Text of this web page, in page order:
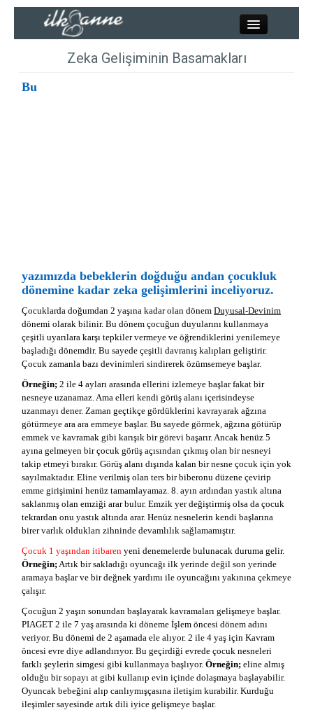
Hesaplamalar
Zeka Gelişiminin Basamakları
Bu
yazımızda bebeklerin doğduğu andan çocukluk
dönemine kadar zeka gelişimlerini inceliyoruz.
Çocuklarda doğumdan 2 yaşına kadar olan dönem Duyusal-Devinim
dönemi olarak bilinir. Bu dönem çocuğun duyularını kullanmaya
çeşitli uyarılara karşı tepkiler vermeye ve öğrendiklerini yenilemeye
başladığı dönemdir. Bu sayede çeşitli davranış kalıpları geliştirir.
Çocuk zamanla bazı devinimleri sindirerek özümsemeye başlar.
Örneğin; 2 ile 4 ayları arasında ellerini izlemeye başlar fakat bir
nesneye uzanamaz. Ama elleri kendi görüş alanı içerisindeyse
uzanmayı dener. Zaman geçtikçe gördüklerini kavrayarak ağzına
götürmeye ara ara emmeye başlar. Bu sayede görmek, ağzına götürüp
emmek ve kavramak gibi karışık bir görevi başarır. Ancak henüz 5
ayına gelmeyen bir çocuk görüş açısından çıkmış olan bir nesneyi
takip etmeyi bırakır. Görüş alanı dışında kalan bir nesne çocuk için yok
sayılmaktadır. Eline verilmiş olan ters bir biberonu düzene çevirip
emme girişimini henüz tamamlayamaz. 8. ayın ardından yastık altına
saklanmış olan emziği arar bulur. Emzik yer değiştirmiş olsa da çocuk
tekrardan onu yastık altında arar. Henüz nesnelerin kendi başlarına
birer varlık oldukları zihninde devamlılık sağlamamıştır.
Çocuk 1 yaşından itibaren yeni denemelerde bulunacak duruma gelir.
Örneğin; Artık bir sakladığı oyuncağı ilk yerinde değil son yerinde
aramaya başlar ve bir değnek yardımı ile oyuncağını yakınına çekmeye
çalışır.
Çocuğun 2 yaşın sonundan başlayarak kavramaları gelişmeye başlar.
PIAGET 2 ile 7 yaş arasında ki döneme İşlem öncesi dönem adını
veriyor. Bu dönemi de 2 aşamada ele alıyor. 2 ile 4 yaş için Kavram
öncesi evre diye adlandırıyor. Bu geçirdiği evrede çocuk nesneleri
farklı şeylerin simgesi gibi kullanmaya başlıyor. Örneğin; eline almış
olduğu bir sopayı at gibi kullanıp evin içinde dolaşmaya başlayabilir.
Oyuncak bebeğini alıp canlıymışçasına iletişim kurabilir. Kurduğu
ileşimler sayesinde artık dili iyice gelişmeye başlar.